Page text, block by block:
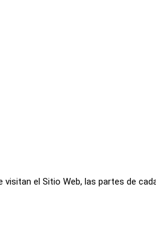
el Sitio Web, las partes de